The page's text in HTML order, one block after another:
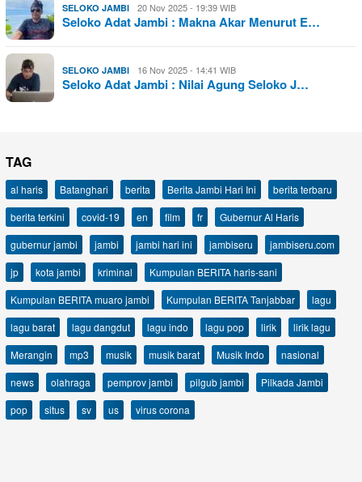
SELOKO JAMBI 20 Nov 2025 - 19:39 WIB
Seloko Adat Jambi : Makna Akar Menurut E…
SELOKO JAMBI 16 Nov 2025 - 14:41 WIB
Seloko Adat Jambi : Nilai Agung Seloko J…
TAG
al haris Batanghari berita Berita Jambi Hari Ini
berita terbaru
berita terkini
covid-19 en film fr
Gubernur Al Haris
gubernur jambi
jambi jambi hari ini jambiseru
jambiseru.com
jp
kota jambi kriminal
Kumpulan BERITA haris-sani
Kumpulan BERITA muaro jambi
Kumpulan BERITA Tanjabbar
lagu
lagu barat
lagu dangdut lagu indo lagu pop lirik
lirik lagu
Merangin
mp3 musik musik barat Musik Indo
nasional
news
olahraga pemprov jambi pilgub jambi
Pilkada Jambi
pop
situs sv us virus corona